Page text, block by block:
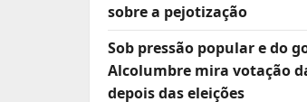
sobre a pejotização
Sob pressão popular e do
Alcolumbre mira votação
depois das eleições